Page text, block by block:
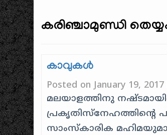
കരിഞ്ചാമുണ്ഡി
കാവുകൾ
Posted on January 19, 2017
മലയാളത്തിനു
പ്രകൃതിസ്നേഹത്തിന്റെ
സാംസ്കാരിക